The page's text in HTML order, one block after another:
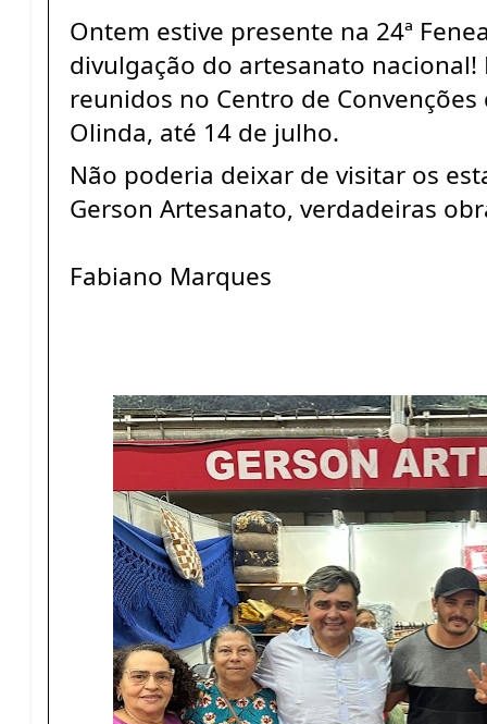
Ontem estive presente na 24ª
divulgação do artesanato
reunidos no Centro de
Olinda, até 14 de julho.
Não poderia deixar de visitar os
Gerson Artesanato, verdadeiras
Fabiano Marques